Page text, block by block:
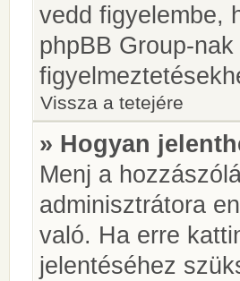
vedd figyelembe,
phpBB Group-
Vissza a tetejére
» Hogyan
Menj a
adminisztrátora
való. Ha erre
jelentéséhez